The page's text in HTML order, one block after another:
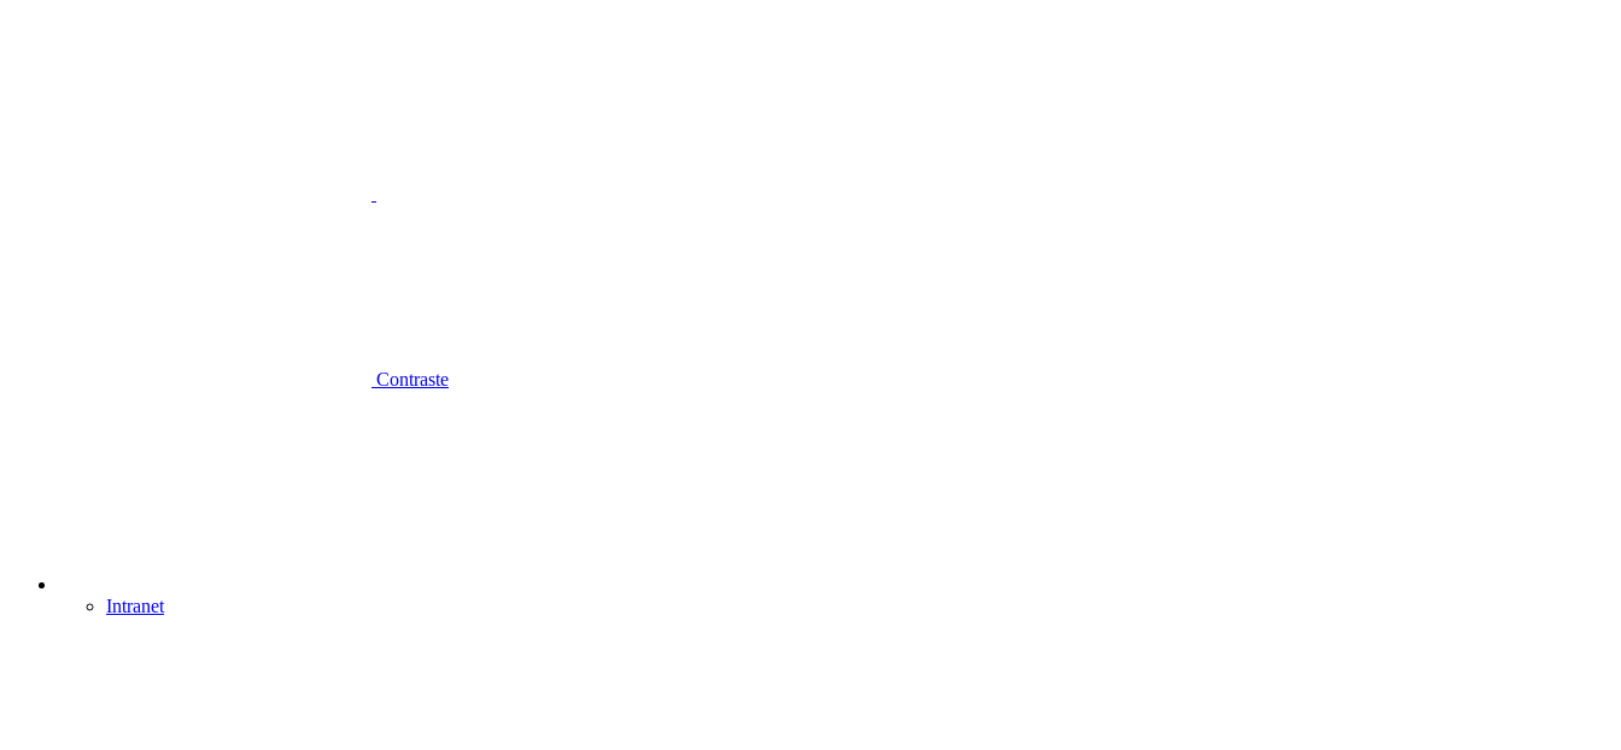
Contraste
Intranet